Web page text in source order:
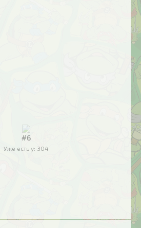
#6
Уже есть у: 304